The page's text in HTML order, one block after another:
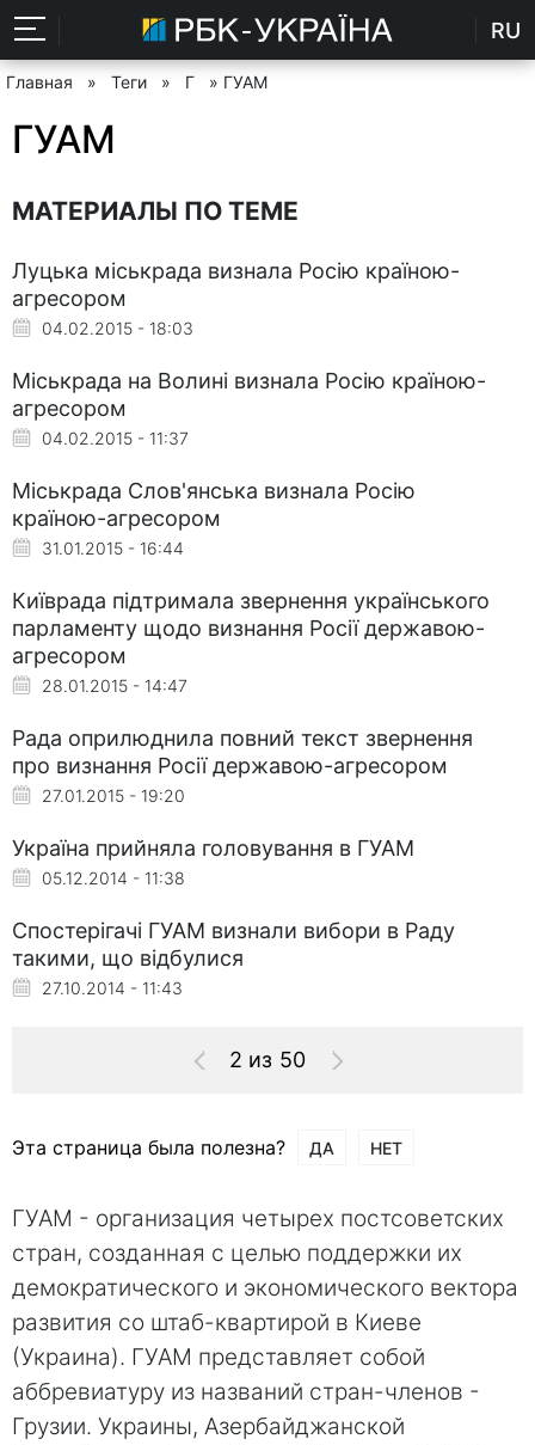
RU
Главная » Теги » Г » ГУАМ
ГУАМ
МАТЕРИАЛЫ ПО ТЕМЕ
Луцька міськрада визнала Росію країною-
агресором
04.02.2015 - 18:03
Міськрада на Волині визнала Росію країною-
агресором
04.02.2015 - 11:37
Міськрада Слов'янська визнала Росію
країною-агресором
31.01.2015 - 16:44
Київрада підтримала звернення українського
парламенту щодо визнання Росії державою-
агресором
28.01.2015 - 14:47
Рада оприлюднила повний текст звернення
про визнання Росії державою-агресором
27.01.2015 - 19:20
Україна прийняла головування в ГУАМ
05.12.2014 - 11:38
Спостерігачі ГУАМ визнали вибори в Раду
такими, що відбулися
27.10.2014 - 11:43
2 из 50
Эта страница была полезна? ДА НЕТ
ГУАМ - организация четырех постсоветских
стран, созданная с целью поддержки их
демократического и экономического вектора
развития со штаб-квартирой в Киеве
(Украина). ГУАМ представляет собой
аббревиатуру из названий стран-членов -
Грузии. Украины, Азербайджанской